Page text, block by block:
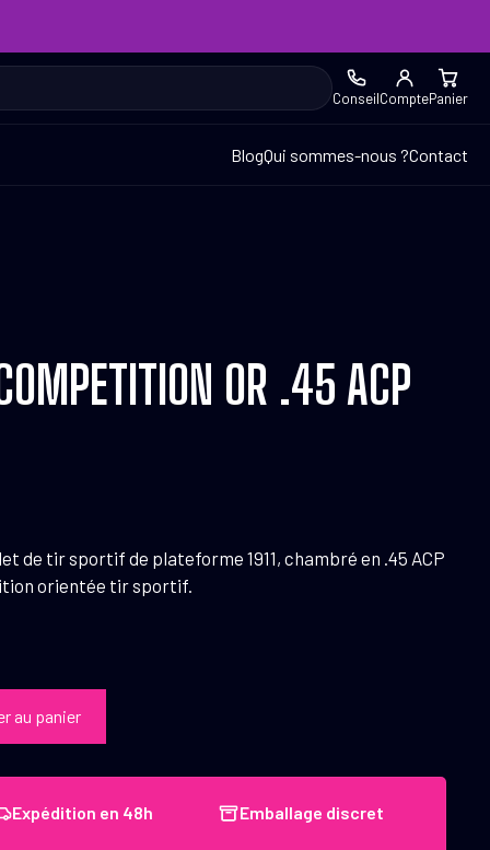
ConseilComptePanier
BlogQui sommes-nous ?Contact
OR .45 ACP
de tir sportif de plateforme 1911, chambré en .45 ACP
orientée tir sportif.
au panier
Expédition en 48h Emballage discret